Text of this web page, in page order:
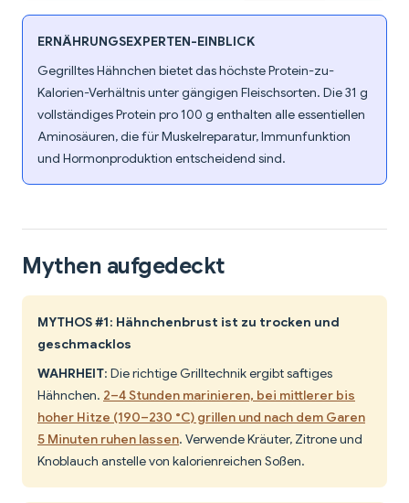
ERNÄHRUNGSEXPERTEN-EINBLICK
Gegrilltes Hähnchen bietet das höchste Protein-zu-
Kalorien-Verhältnis unter gängigen Fleischsorten. Die 31 g
vollständiges Protein pro 100 g enthalten alle essentiellen
Aminosäuren, die für Muskelreparatur, Immunfunktion
und Hormonproduktion entscheidend sind.
Mythen aufgedeckt
MYTHOS #1: Hähnchenbrust ist zu trocken und
geschmacklos
WAHRHEIT: Die richtige Grilltechnik ergibt saftiges
Hähnchen. 2–4 Stunden marinieren, bei mittlerer bis
hoher Hitze (190–230 °C) grillen und nach dem Garen
5 Minuten ruhen lassen. Verwende Kräuter, Zitrone und
Knoblauch anstelle von kalorienreichen Soßen.